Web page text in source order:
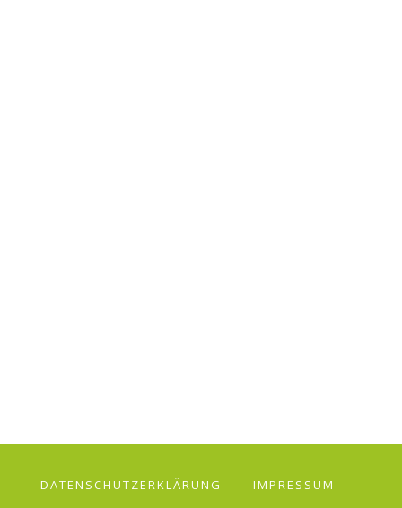
DATENSCHUTZERKLÄRUNG IMPRESSUM